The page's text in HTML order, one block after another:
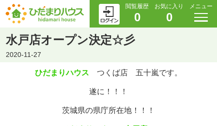
閲覧履歴
0
お気に入り
0
メニュー
水戸店オープン決定☆彡
2020-11-27
ひだまりハウス つくば店 五十嵐です。
遂に！！！
茨城県の県庁所在地！！！